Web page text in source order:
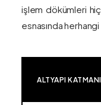
işlem dökümleri
esnasında
ALTYAPI KATMANI